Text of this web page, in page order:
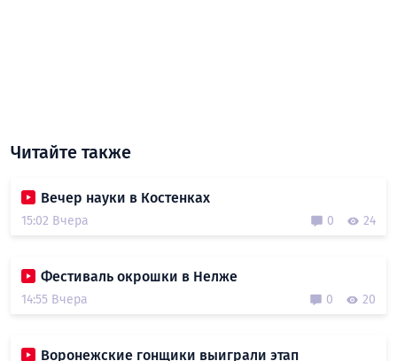
Читайте также
Вечер науки в Костенках
15:02 Вчера 0 24
Фестиваль окрошки в Нелже
14:55 Вчера 0 20
Воронежские гонщики выиграли этап